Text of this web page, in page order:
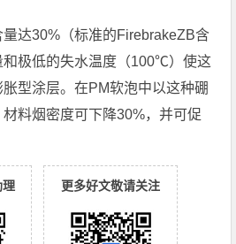
达30%（标准的FirebrakeZB含
和极低的失水温度（100℃）使这
型涂层。在PΜ软泡中以这种硼
料烟密度可下降30%，并可促
理 更多好文敬请关注